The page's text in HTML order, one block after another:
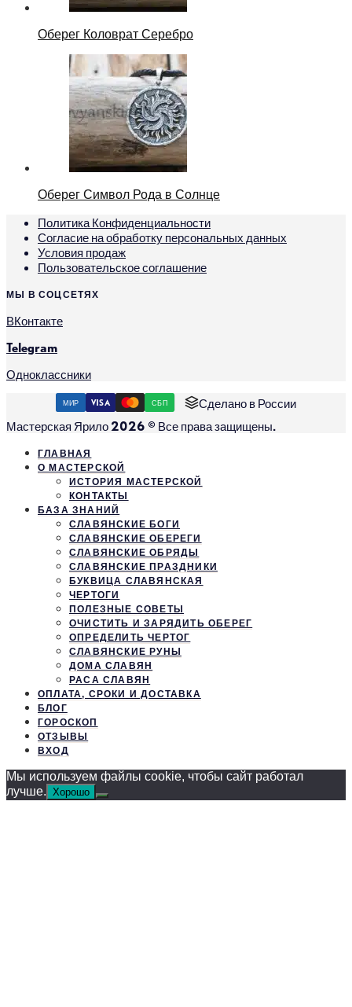
Оберег Коловрат Серебро
Оберег Символ Рода в Солнце
Политика Конфиденциальности
Согласие на обработку персональных данных
Условия продаж
Пользовательское соглашение
МЫ В СОЦСЕТЯХ
ВКонтакте
Telegram
Одноклассники
МИР VISA СБП
Сделано в России
Мастерская Ярило 2026 © Все права защищены.
ГЛАВНАЯ
О МАСТЕРСКОЙ
ИСТОРИЯ МАСТЕРСКОЙ
КОНТАКТЫ
БАЗА ЗНАНИЙ
СЛАВЯНСКИЕ БОГИ
СЛАВЯНСКИЕ ОБЕРЕГИ
СЛАВЯНСКИЕ ОБРЯДЫ
СЛАВЯНСКИЕ ПРАЗДНИКИ
БУКВИЦА СЛАВЯНСКАЯ
ЧЕРТОГИ
ПОЛЕЗНЫЕ СОВЕТЫ
ОЧИСТИТЬ И ЗАРЯДИТЬ ОБЕРЕГ
ОПРЕДЕЛИТЬ ЧЕРТОГ
СЛАВЯНСКИЕ РУНЫ
ДОМА СЛАВЯН
РАСА СЛАВЯН
ОПЛАТА, СРОКИ И ДОСТАВКА
БЛОГ
ГОРОСКОП
ОТЗЫВЫ
ВХОД
Мы используем файлы cookie, чтобы сайт работал
лучше. Хорошо